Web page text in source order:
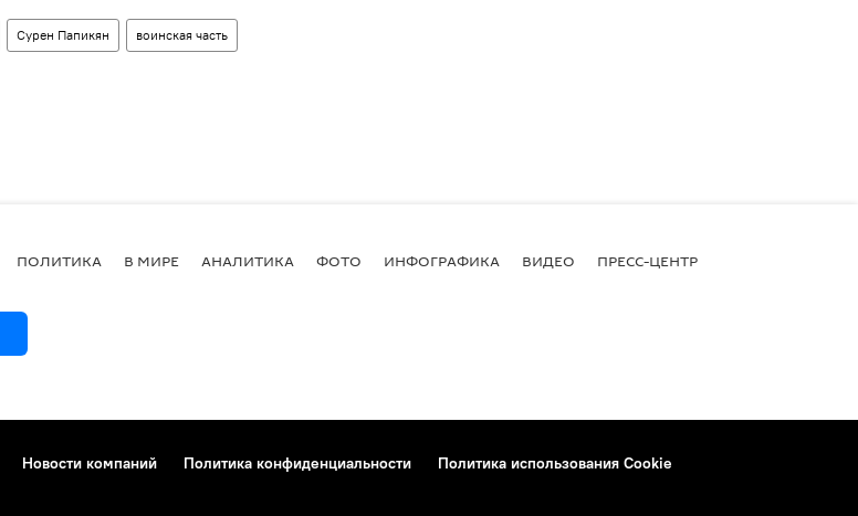
Сурен Папикян воинская часть
ПОЛИТИКА В МИРЕ АНАЛИТИКА ФОТО ИНФОГРАФИКА ВИДЕО ПРЕСС-ЦЕНТР
Новости компаний Политика конфиденциальности
Политика использования Cookie